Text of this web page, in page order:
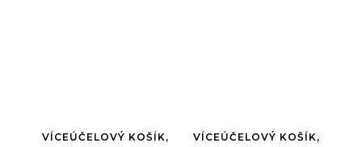
VÍCEÚČELOVÝ KOŠÍK,
VÍCEÚČELOVÝ KOŠÍK,